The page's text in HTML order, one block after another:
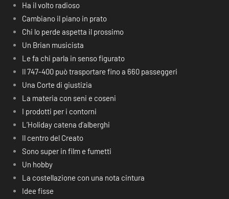
Ha il volto radioso
Cambiano il piano in prato
Chi lo perde aspetta il prossimo
Un Brian musicista
Le fa chi parla in senso figurato
Il 747-400 può trasportare fino a 660 passeggeri
Una Corte di giustizia
La materia con seni e coseni
I prodotti per i contorni
L’Holiday catena d’alberghi
Il centro del Creato
Sono super in film e fumetti
Un hobby
La costellazione con una nota cintura
Idee fisse